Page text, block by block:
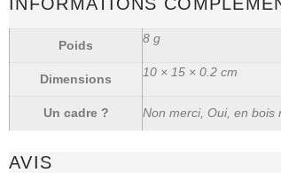
Poids 8 g
Dimensions 10 × 15 × 0.2 cm
Un cadre ? Non merci, Oui, en bois
AVIS